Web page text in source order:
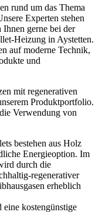
rund um das Thema
Experten stehen
gerne bei der
Heizung in Aystetten.
auf moderne Technik,
und
mit regenerativen
Produktportfolio.
Verwendung von
bestehen aus Holz
Energieoption. Im
durch die
regenerativer
erheblich
eine kostengünstige